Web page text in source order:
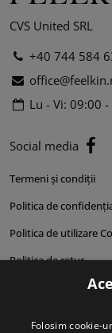
CVS United SRL
+40 744 584
Lu - Vi: 09:00
Social media
Termeni și condiții
Politica de
Politica de utilizare
Politica de retur
Folosim cookie-